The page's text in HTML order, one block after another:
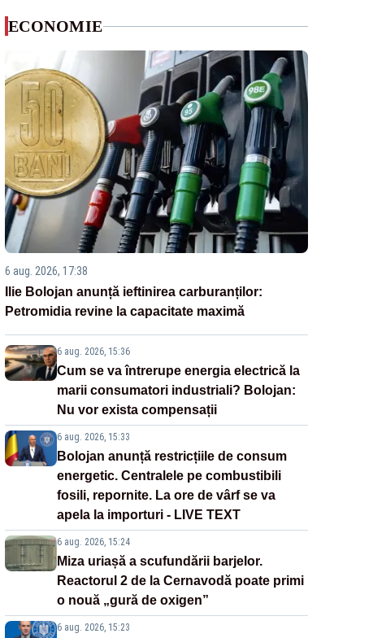
ECONOMIE
6 aug. 2026, 17:38
Ilie Bolojan anunță ieftinirea carburanților:
Petromidia revine la capacitate maximă
6 aug. 2026, 15:36
Cum se va întrerupe energia electrică la
marii consumatori industriali? Bolojan:
Nu vor exista compensații
6 aug. 2026, 15:33
Bolojan anunță restricțiile de consum
energetic. Centralele pe combustibili
fosili, repornite. La ore de vârf se va
apela la importuri - LIVE TEXT
6 aug. 2026, 15:24
Miza uriașă a scufundării barjelor.
Reactorul 2 de la Cernavodă poate primi
o nouă „gură de oxigen”
6 aug. 2026, 15:23